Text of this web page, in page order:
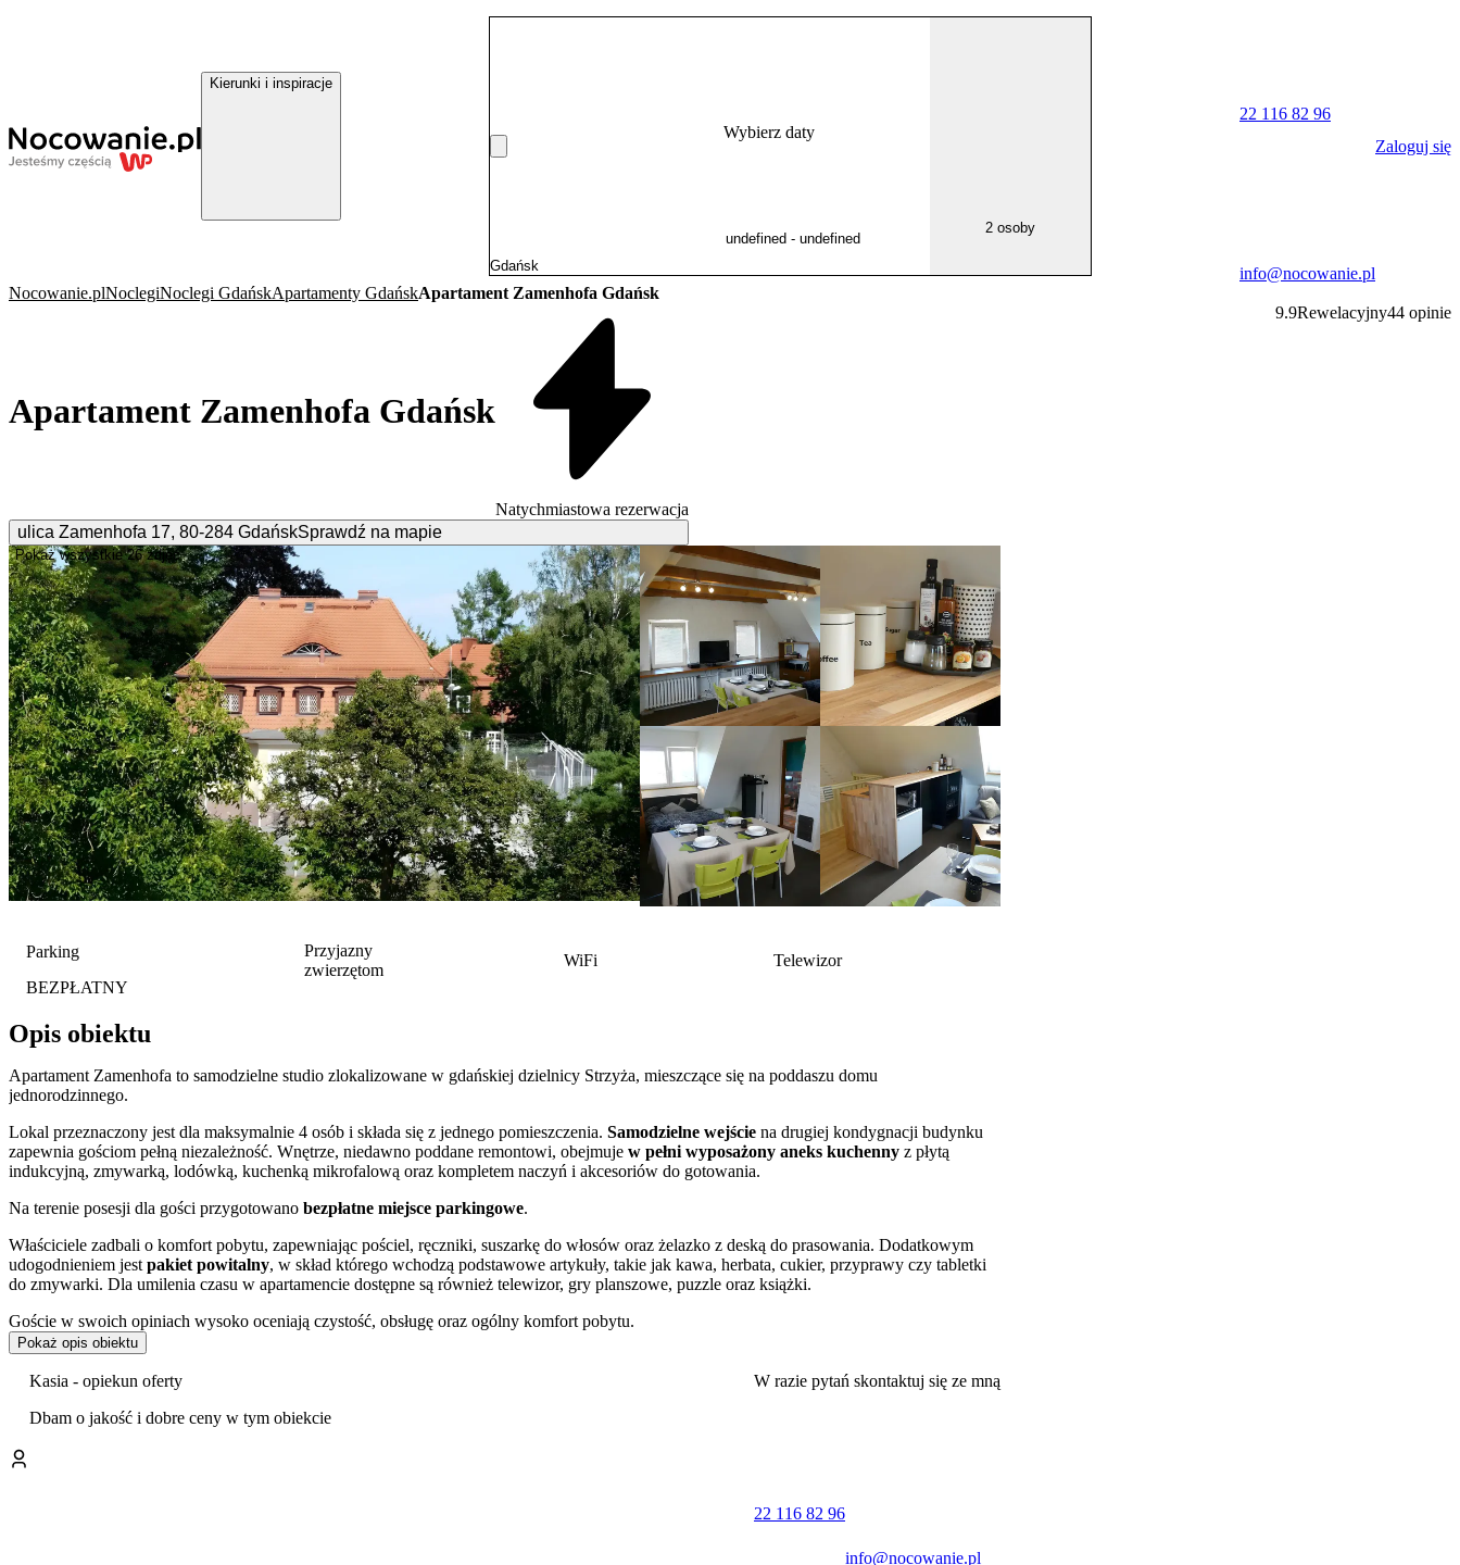
Kierunki i inspiracje
Wybierz daty
2 osoby
22 116 82 96
info@nocowanie.pl
Zaloguj się
Nocowanie.plNoclegiNoclegi GdańskApartamenty GdańskApartament Zamenhofa Gdańsk
Apartament Zamenhofa Gdańsk
Natychmiastowa rezerwacja
ulica Zamenhofa 17, 80-284 GdańskSprawdź na mapie
9.9Rewelacyjny44 opinie
Pokaż wszystkie 26 zdjęć
Parking
BEZPŁATNY
Przyjazny
zwierzętom
WiFi Telewizor
Opis obiektu
Apartament Zamenhofa to samodzielne studio zlokalizowane w gdańskiej dzielnicy Strzyża, mieszczące się na poddaszu domu
jednorodzinnego.
Lokal przeznaczony jest dla maksymalnie 4 osób i składa się z jednego pomieszczenia. Samodzielne wejście na drugiej kondygnacji budynku
zapewnia gościom pełną niezależność. Wnętrze, niedawno poddane remontowi, obejmuje w pełni wyposażony aneks kuchenny z płytą
indukcyjną, zmywarką, lodówką, kuchenką mikrofalową oraz kompletem naczyń i akcesoriów do gotowania.
Na terenie posesji dla gości przygotowano bezpłatne miejsce parkingowe.
Właściciele zadbali o komfort pobytu, zapewniając pościel, ręczniki, suszarkę do włosów oraz żelazko z deską do prasowania. Dodatkowym
udogodnieniem jest pakiet powitalny, w skład którego wchodzą podstawowe artykuły, takie jak kawa, herbata, cukier, przyprawy czy tabletki
do zmywarki. Dla umilenia czasu w apartamencie dostępne są również telewizor, gry planszowe, puzzle oraz książki.
Goście w swoich opiniach wysoko oceniają czystość, obsługę oraz ogólny komfort pobytu.
Obiekt wyróżnia się dogodną lokalizacją, która gwarantuje
PKM Gdańsk-Strzyża znajdują się w odległości 900 m, co umożliwia szybki dojazd do centrum Gdańska, Sopotu, Gdyni oraz na lotnisko.
handlowym, usługowym i gastronomicznym.
Obiekt jest przyjazny zwierzętom, co pozwala na pobyt z czworonożnym pupilem.
Nadmorskim im. Ronalda Reagana. Rodziny z dziećmi z pewnością zainteresuje wizyta w Gdańskim Ogrodzie Zoologicznym. Miłośnicy
Pokaż opis obiektu
Kasia - opiekun oferty
Dbam o jakość i dobre ceny w tym obiekcie
W razie pytań skontaktuj się ze mną
22 116 82 96
info@nocowanie.pl